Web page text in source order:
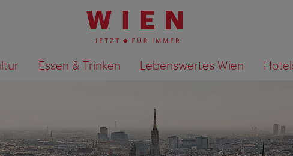
Essen & Trinken Lebenswertes Wien